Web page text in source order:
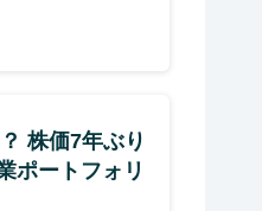
株価7年ぶり
ポートフォリ